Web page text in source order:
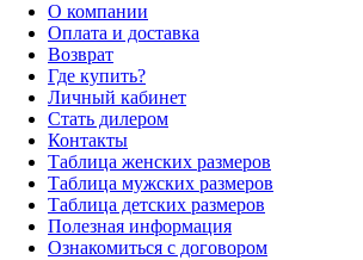
О компании
Оплата и доставка
Возврат
Где купить?
Личный кабинет
Стать дилером
Контакты
Таблица женских размеров
Таблица мужских размеров
Таблица детских размеров
Полезная информация
Ознакомиться с договором